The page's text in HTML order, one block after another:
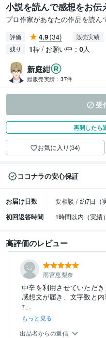
小説を読んで感想をお伝
プロ作家があなたの作品を読ん
評価 4.9(34) 販売実績
残り 1枠 / お願い中： 0人
新庭紺
総販売実績： 37件
受
再開したら
お気に入り(34)
ココナラの安心保証
お届け日数
要相談 / 約7日（
初回返答時間
1時間以内（実績）
高評価のレビュー
雨宮恵梨奈
中辛を利用させていただき
感想文が届き、文字数と
もっと見る
出品者からの返信